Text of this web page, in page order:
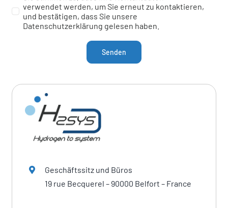
verwendet werden, um Sie erneut zu kontaktieren,
und bestätigen, dass Sie unsere
Datenschutzerklärung gelesen haben.
Senden
Geschäftssitz und Büros
19 rue Becquerel – 90000 Belfort – France